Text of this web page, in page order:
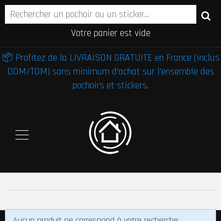
Votre panier est vide
📦 Profitez de la LIVRAISON GRATUITE en France (inclus
DOM/TOM) sans minimum d'achat sur l'ensemble des
pochoirs et stickers.